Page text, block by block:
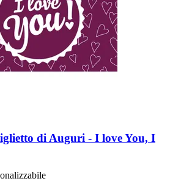
di Auguri -​ I love You, I